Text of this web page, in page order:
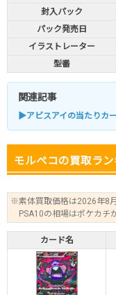
封入パック
パック発売日
イラストレーター
型番
関連記事
▶アビスアイの当たりカ
モルペコの買取ラ
※素体買取価格は2026年8
PSA10の相場はポケカチ
カード名